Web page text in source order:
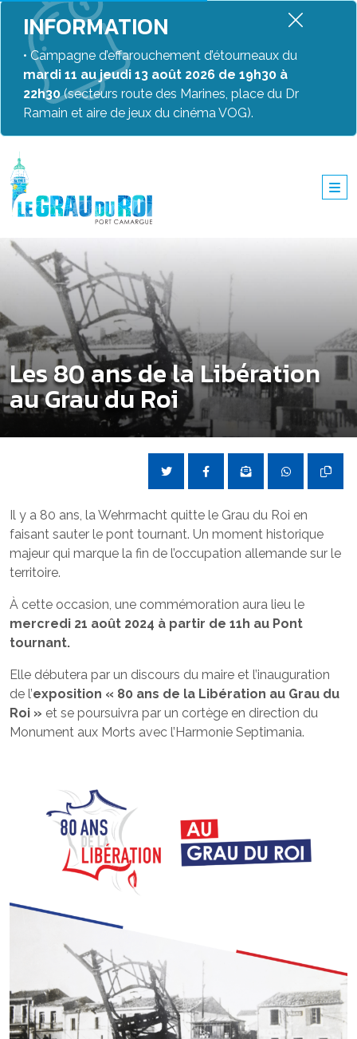
INFORMATION
• Campagne d’effarouchement d’étourneaux du
mardi 11 au jeudi 13 août 2026 de 19h30 à
22h30(secteurs route des Marines, place du Dr
Ramain et aire de jeux du cinéma VOG).
Les 80 ans de la Libération
au Grau du Roi
Il y a 80 ans, la Wehrmacht quitte le Grau du Roi en
faisant sauter le pont tournant. Un moment historique
majeur qui marque la fin de l’occupation allemande sur le
territoire.
À cette occasion, une commémoration aura lieu le
mercredi 21 août 2024 à partir de 11h au Pont
tournant.
Elle débutera par un discours du maire et l’inauguration
de l’exposition « 80 ans de la Libération au Grau du
Roi » et se poursuivra par un cortège en direction du
Monument aux Morts avec l’Harmonie Septimania.